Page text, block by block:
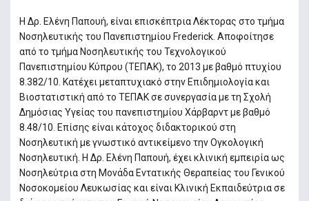
Η Δρ. Ελένη Παπουή, είναι επισκέπτρια Λέκτορας στο τμήμα
Νοσηλευτικής του Πανεπιστημίου Frederick. Αποφοίτησε
από το τμήμα Νοσηλευτικής του Τεχνολογικού
Πανεπιστημίου Κύπρου (ΤΕΠΑΚ), το 2013 με βαθμό πτυχίου
8.382/10. Κατέχει μεταπτυχιακό στην Επιδημιολογία και
Βιοστατιστική από το ΤΕΠΑΚ σε συνεργασία με τη Σχολή
Δημόσιας Υγείας του πανεπιστημίου Χάρβαρντ με βαθμό
8.48/10. Επίσης είναι κάτοχος διδακτορικού στη
Νοσηλευτική με γνωστικό αντικείμενο την Ογκολογική
Νοσηλευτική. Η Δρ. Ελένη Παπουή, έχει κλινική εμπειρία ως
Νοσηλεύτρια στη Μονάδα Εντατικής Θεραπείας του Γενικού
Νοσοκομείου Λευκωσίας και είναι Κλινική Εκπαιδεύτρια σε